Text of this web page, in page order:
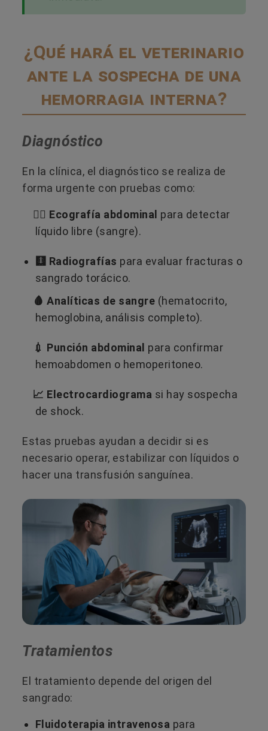
¿Qué hará el veterinario
ante la sospecha de una
hemorragia interna?
Diagnóstico
En la clínica, el diagnóstico se realiza de
forma urgente con pruebas como:
👩‍⚕️ Ecografía abdominal para detectar
líquido libre (sangre).
🩻 Radiografías para evaluar fracturas o
sangrado torácico.
🩸 Analíticas de sangre (hematocrito,
hemoglobina, análisis completo).
💉 Punción abdominal para confirmar
hemoabdomen o hemoperitoneo.
📈 Electrocardiograma si hay sospecha
de shock.
Estas pruebas ayudan a decidir si es
necesario operar, estabilizar con líquidos o
hacer una transfusión sanguínea.
Tratamientos
El tratamiento depende del origen del
sangrado:
Fluidoterapia intravenosa para